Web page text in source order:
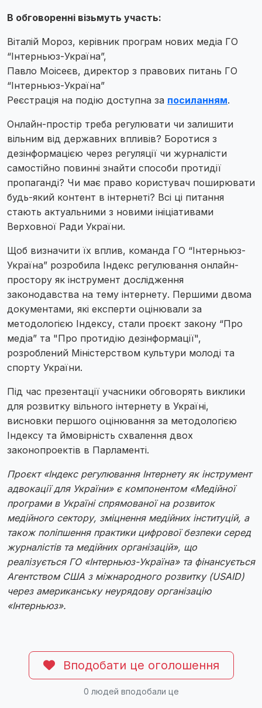
В обговоренні візьмуть участь:
Віталій Мороз, керівник програм нових медіа ГО
“Інтерньюз-Україна”,
Павло Моісеєв, директор з правових питань ГО
“Інтерньюз-Україна”
Реєстрація на подію доступна за посиланням.
Онлайн-простір треба регулювати чи залишити
вільним від державних впливів? Боротися з
дезінформацією через регуляції чи журналісти
самостійно повинні знайти способи протидії
пропаганді? Чи має право користувач поширювати
будь-який контент в інтернеті? Всі ці питання
стають актуальними з новими ініціативами
Верховної Ради України.
Щоб визначити їх вплив, команда ГО “Інтерньюз-
Україна” розробила Індекс регулювання онлайн-
простору як інструмент дослідження
законодавства на тему інтернету. Першими двома
документами, які експерти оцінювали за
методологією Індексу, стали проєкт закону “Про
медіа” та "Про протидію дезінформації",
розроблений Міністерством культури молоді та
спорту України.
Під час презентації учасники обговорять виклики
для розвитку вільного інтернету в Україні,
висновки першого оцінювання за методологією
Індексу та ймовірність схвалення двох
законопроектів в Парламенті.
Проєкт «Індекс регулювання Інтернету як інструмент
адвокації для України» є компонентом «Медійної
програми в Україні спрямованої на розвиток
медійного сектору, зміцнення медійних інституцій, а
також поліпшення практики цифрової безпеки серед
журналістів та медійних організацій», що
реалізується ГО «Інтерньюз-Україна» та фінансується
Агентством США з міжнародного розвитку (USAID)
через американську неурядову організацію
«Інтерньюз».
Вподобати це оголошення
0 людей вподобали це